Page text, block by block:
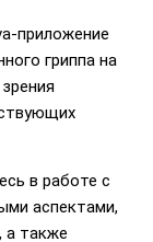
приложение
гриппа на
в работе с
аспектами,
а также